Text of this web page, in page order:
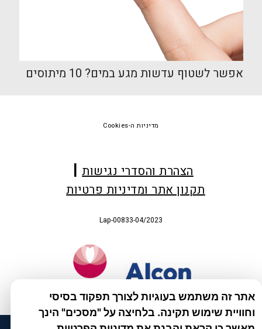
אפשר לשטוף עדשות מגע במים? 10 מיתוסים
הצהרת והסדרי נגישות
תקנון אתר ומדיניות פרטיות
Lap-00833-04/2023
מדיניות ה-Cookies
אתר זה משתמש בעוגיות לצורך תפקוד בסיסי
וחוויית שימוש תקינה. בלחיצה על "מסכים" הינך